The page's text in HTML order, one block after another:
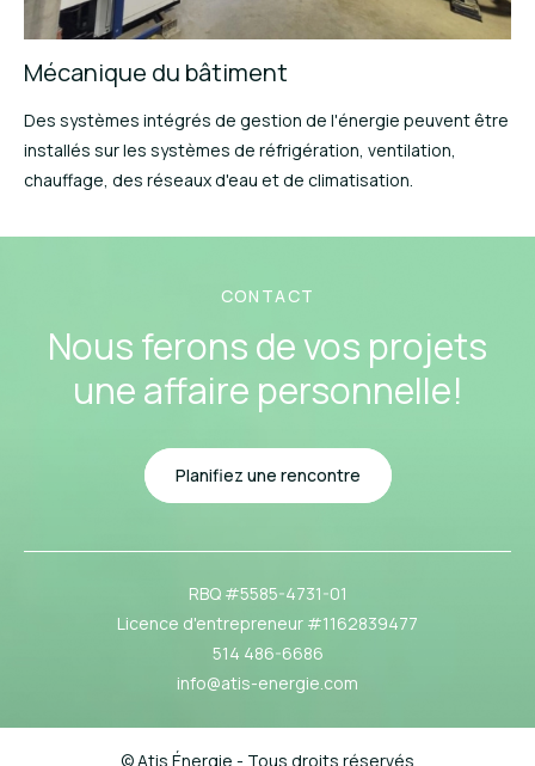
Mécanique du bâtiment
Des systèmes intégrés de gestion de l'énergie peuvent être
installés sur les systèmes de réfrigération, ventilation,
chauffage, des réseaux d'eau et de climatisation.
CONTACT
Nous ferons de vos projets
une affaire personnelle!
Planifiez une rencontre
RBQ #5585-4731-01
Licence d'entrepreneur #1162839477
514 486-6686
info@atis-energie.com
© Atis Énergie - Tous droits réservés